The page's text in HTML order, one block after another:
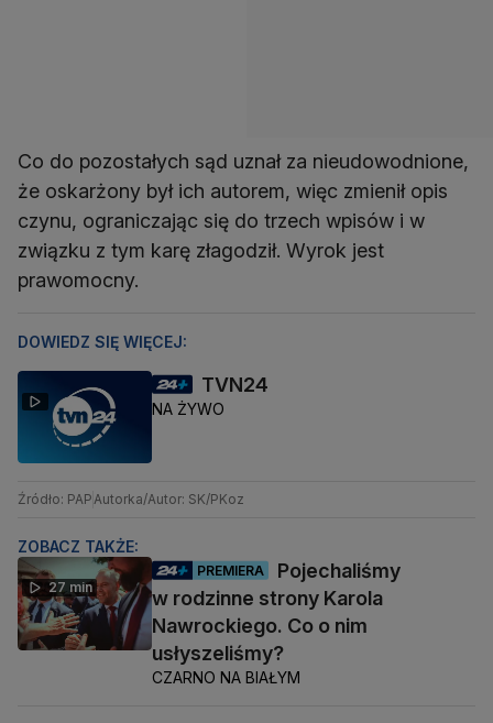
Co do pozostałych sąd uznał za nieudowodnione,
że oskarżony był ich autorem, więc zmienił opis
czynu, ograniczając się do trzech wpisów i w
związku z tym karę złagodził. Wyrok jest
prawomocny.
DOWIEDZ SIĘ WIĘCEJ:
TVN24
NA ŻYWO
Źródło: PAPAutorka/Autor: SK/PKoz
ZOBACZ TAKŻE:
27 min
PREMIERA
Pojechaliśmy
w rodzinne strony Karola
Nawrockiego. Co o nim
usłyszeliśmy?
CZARNO NA BIAŁYM